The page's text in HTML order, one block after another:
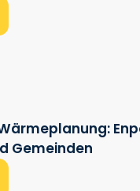
Gemeinden